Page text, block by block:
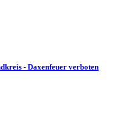
- Daxenfeuer verboten